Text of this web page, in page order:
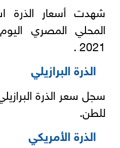
شهدت أسعار الذرة
2021 .
الذرة البرازيلي
للطن.
الذرة الأمريكي